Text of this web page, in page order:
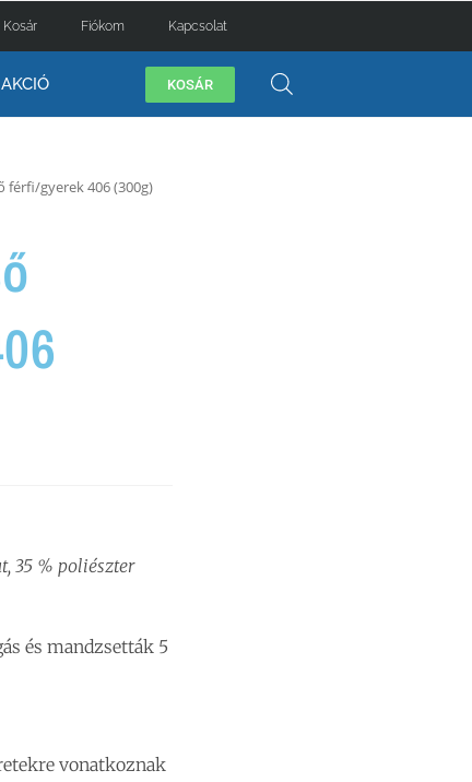
Kosár Fiókom Kapcsolat
AKCIÓ KOSÁR
férfi/gyerek 406 (300g)
35 % poliészter
és mandzsetták 5
vonatkoznak